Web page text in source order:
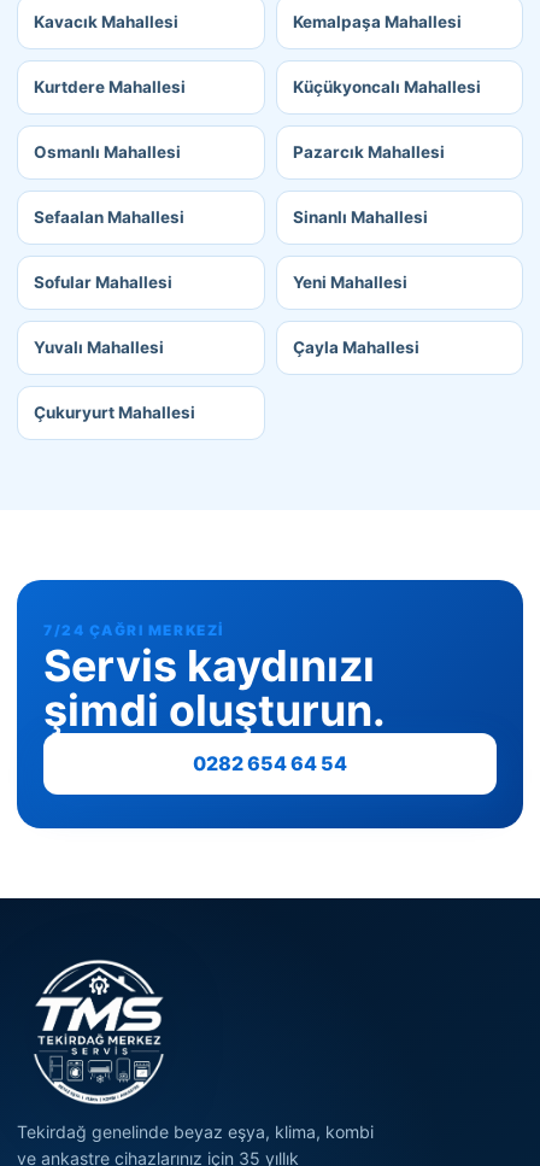
Kavacık Mahallesi Kemalpaşa Mahallesi
Kurtdere Mahallesi Küçükyoncalı Mahallesi
Osmanlı Mahallesi Pazarcık Mahallesi
Sefaalan Mahallesi Sinanlı Mahallesi
Sofular Mahallesi Yeni Mahallesi
Yuvalı Mahallesi Çayla Mahallesi
Çukuryurt Mahallesi
7/24 ÇAĞRI MERKEZI
Servis kaydınızı
şimdi oluşturun.
0282 654 64 54
Tekirdağ genelinde beyaz eşya, klima, kombi
ve ankastre cihazlarınız için 35 yıllık